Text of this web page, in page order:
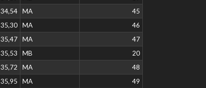
34,54 MA
45
35,30 MA
46
35,47 MA
47
35,53 MB
20
35,72 MA
48
35,95 MA
49